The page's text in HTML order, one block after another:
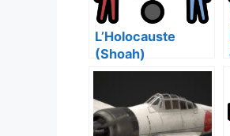
L’Holocauste
(Shoah)